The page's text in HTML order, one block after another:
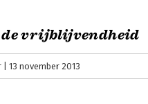
de vrijblijvendheid
13 november 2013